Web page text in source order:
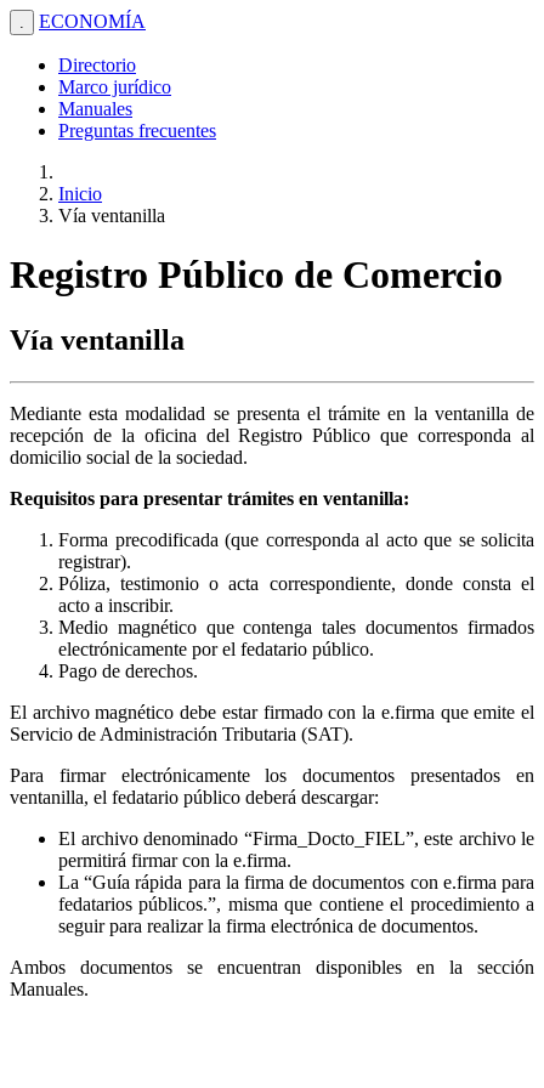
. ECONOMÍA
Directorio
Marco jurídico
Manuales
Preguntas frecuentes
Inicio
Vía ventanilla
Registro Público de Comercio
Vía ventanilla
Mediante esta modalidad se presenta el trámite en la ventanilla de
recepción de la oficina del Registro Público que corresponda al
domicilio social de la sociedad.
Requisitos para presentar trámites en ventanilla:
Forma precodificada (que corresponda al acto que se solicita
registrar).
Póliza, testimonio o acta correspondiente, donde consta el
acto a inscribir.
Medio magnético que contenga tales documentos firmados
electrónicamente por el fedatario público.
Pago de derechos.
El archivo magnético debe estar firmado con la e.firma que emite el
Servicio de Administración Tributaria (SAT).
Para firmar electrónicamente los documentos presentados en
ventanilla, el fedatario público deberá descargar:
El archivo denominado “Firma_Docto_FIEL”, este archivo le
permitirá firmar con la e.firma.
La “Guía rápida para la firma de documentos con e.firma para
fedatarios públicos.”, misma que contiene el procedimiento a
seguir para realizar la firma electrónica de documentos.
Ambos documentos se encuentran disponibles en la sección
Manuales.